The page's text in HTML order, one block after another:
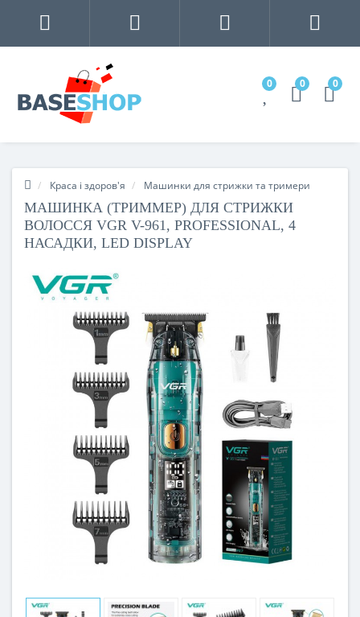
0 0 0
Краса і здоров'я Машинки для стрижки та тримери
МАШИНКА (ТРИММЕР) ДЛЯ СТРИЖКИ
ВОЛОССЯ VGR V-961, PROFESSIONAL, 4
НАСАДКИ, LED DISPLAY